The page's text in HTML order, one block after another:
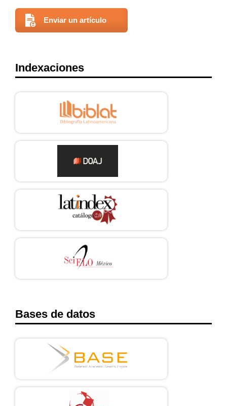
Enviar un artículo
Indexaciones
Bases de datos